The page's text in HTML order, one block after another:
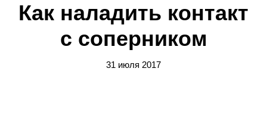
Как наладить контакт
с соперником
31 июля 2017